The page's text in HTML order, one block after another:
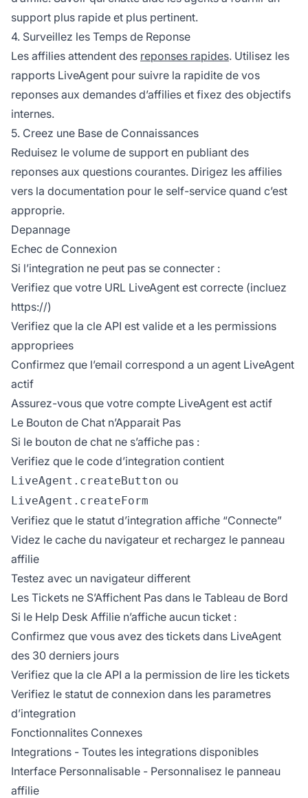
support plus rapide et plus pertinent.
4. Surveillez les Temps de Reponse
Les affilies attendent des reponses rapides. Utilisez les
rapports LiveAgent pour suivre la rapidite de vos
reponses aux demandes d’affilies et fixez des objectifs
internes.
5. Creez une Base de Connaissances
Reduisez le volume de support en publiant des
reponses aux questions courantes. Dirigez les affilies
vers la documentation pour le self-service quand c’est
approprie.
Depannage
Echec de Connexion
Si l’integration ne peut pas se connecter :
Verifiez que votre URL LiveAgent est correcte (incluez
https://)
Verifiez que la cle API est valide et a les permissions
appropriees
Confirmez que l’email correspond a un agent LiveAgent
actif
Assurez-vous que votre compte LiveAgent est actif
Le Bouton de Chat n’Apparait Pas
Si le bouton de chat ne s’affiche pas :
Verifiez que le code d’integration contient
LiveAgent.createButton ou
LiveAgent.createForm
Verifiez que le statut d’integration affiche “Connecte”
Videz le cache du navigateur et rechargez le panneau
affilie
Testez avec un navigateur different
Les Tickets ne S’Affichent Pas dans le Tableau de Bord
Si le Help Desk Affilie n’affiche aucun ticket :
Confirmez que vous avez des tickets dans LiveAgent
des 30 derniers jours
Verifiez que la cle API a la permission de lire les tickets
Verifiez le statut de connexion dans les parametres
d’integration
Fonctionnalites Connexes
Integrations - Toutes les integrations disponibles
Interface Personnalisable - Personnalisez le panneau
affilie